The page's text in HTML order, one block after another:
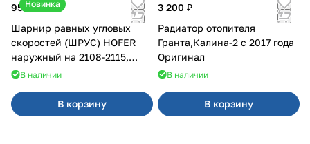
Новинка
950 ₽
Шарнир равных угловых
скоростей (ШРУС) HOFER
наружный на 2108-2115,
2110-2112
В наличии
В корзину
3 200 ₽
Радиатор отопителя
Гранта,Калина-2 с 2017 года
Оригинал
В наличии
В корзину